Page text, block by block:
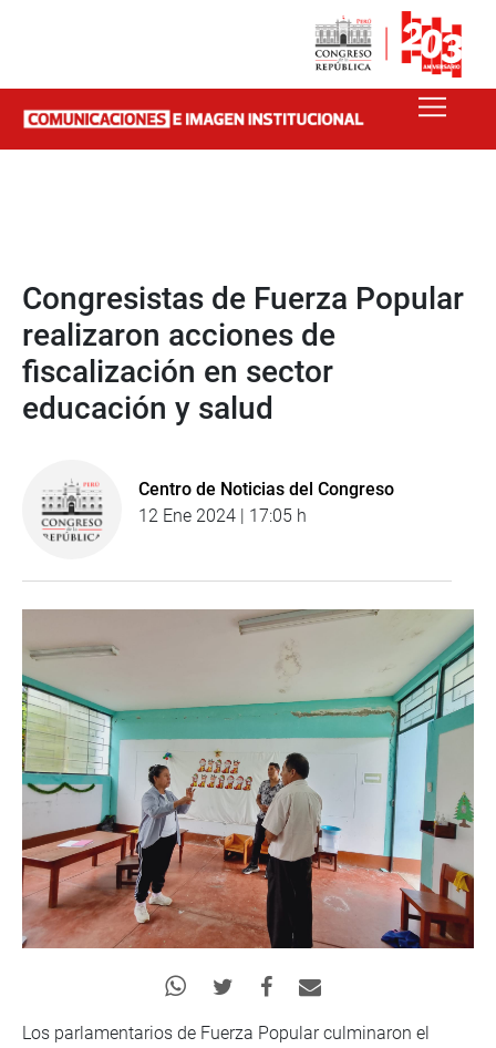
Congresistas de Fuerza Popular
realizaron acciones de
fiscalización en sector
educación y salud
Centro de Noticias del Congreso
12 Ene 2024 | 17:05 h
Los parlamentarios de Fuerza Popular culminaron el